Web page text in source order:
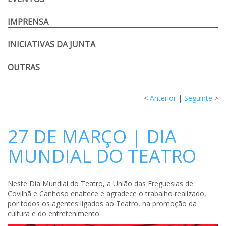
IMPRENSA
INICIATIVAS DA JUNTA
OUTRAS
< Anterior | Seguinte >
27 DE MARÇO | DIA
MUNDIAL DO TEATRO
Neste Dia Mundial do Teatro, a União das Freguesias de
Covilhã e Canhoso enaltece e agradece o trabalho realizado,
por todos os agentes ligados ao Teatro, na promoção da
cultura e do entretenimento.